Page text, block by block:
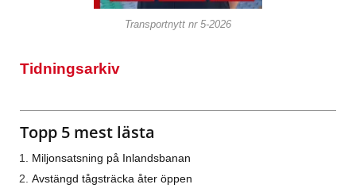
Transportnytt nr 5-2026
Tidningsarkiv
Topp 5 mest lästa
Miljonsatsning på Inlandsbanan
Avstängd tågsträcka åter öppen